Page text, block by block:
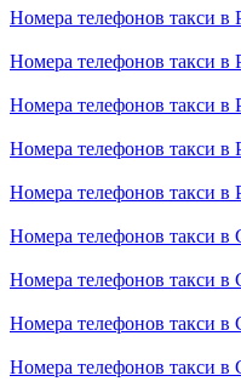
Номера телефонов такси в
Номера телефонов такси в
Номера телефонов такси в
Номера телефонов такси в
Номера телефонов такси в
Номера телефонов такси в
Номера телефонов такси в
Номера телефонов такси в
Номера телефонов такси в